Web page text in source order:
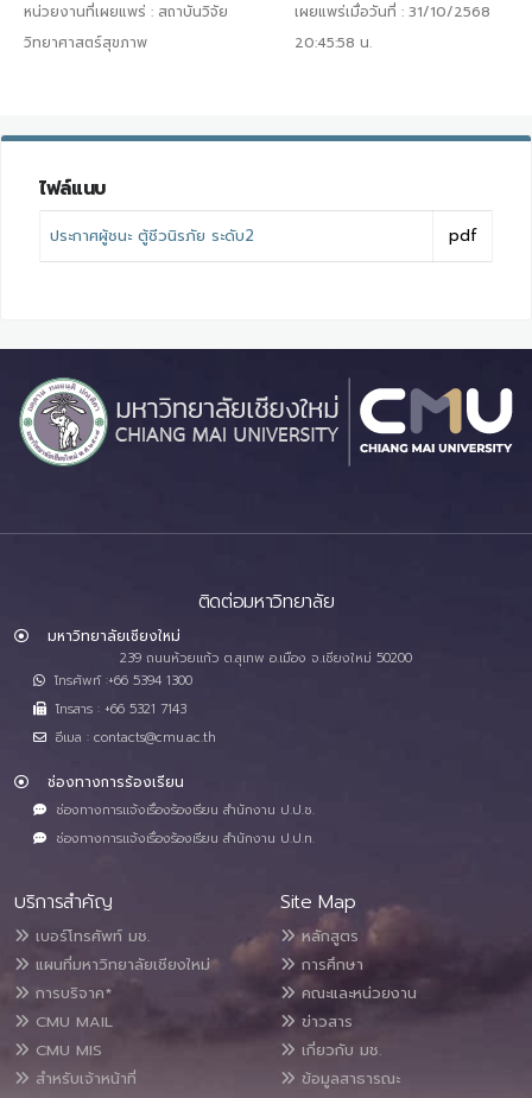
หน่วยงานที่เผยแพร่ : สถาบันวิจัย
วิทยาศาสตร์สุขภาพ
เผยแพร่เมื่อวันที่ :31/10/2568
20:45:58 น.
ไฟล์แนบ
ประกาศผู้ชนะ ตู้ชีวนิรภัย ระดับ2 pdf
ติดต่อมหาวิทยาลัย
มหาวิทยาลัยเชียงใหม่
239 ถนนห้วยแก้ว ต.สุเทพ อ.เมือง จ.เชียงใหม่ 50200
โทรศัพท์ :+66 5394 1300
โทรสาร : +66 5321 7143
อีเมล : contacts@cmu.ac.th
ช่องทางการร้องเรียน
ช่องทางการแจ้งเรื่องร้องเรียน สำนักงาน ป.ป.ช.
ช่องทางการแจ้งเรื่องร้องเรียน สำนักงาน ป.ป.ท.
บริการสำคัญ
เบอร์โทรศัพท์ มช.
แผนที่มหาวิทยาลัยเชียงใหม่
การบริจาค*
CMU MAIL
CMU MIS
สำหรับเจ้าหน้าที่
Site Map
หลักสูตร
การศึกษา
คณะและหน่วยงาน
ข่าวสาร
เกี่ยวกับ มช.
ข้อมูลสาธารณะ